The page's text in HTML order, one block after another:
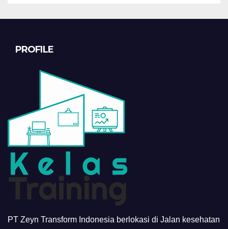
PROFILE
PT Zeyn Transform Indonesia berlokasi di Jalan kesehatan